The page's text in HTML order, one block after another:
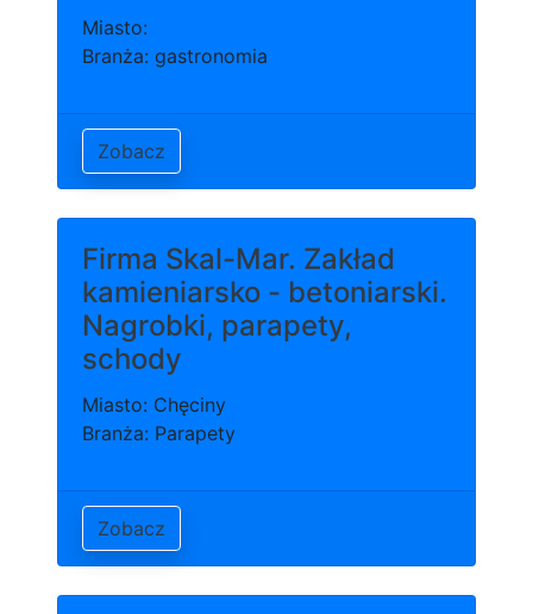
Miasto:
Branża: gastronomia
Zobacz
Firma Skal-Mar. Zakład
kamieniarsko - betoniarski.
Nagrobki, parapety,
schody
Miasto: Chęciny
Branża: Parapety
Zobacz